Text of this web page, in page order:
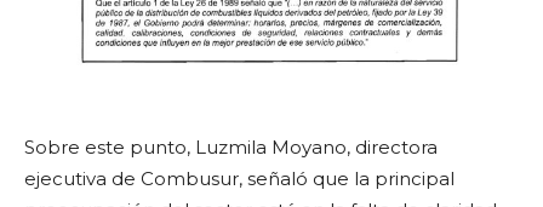
Sobre este punto, Luzmila Moyano, directora
ejecutiva de Combusur, señaló que la principal